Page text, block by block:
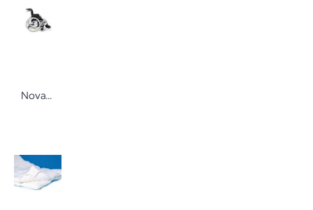
Novacare Leichtgewichtrollstuhl VARIOXX²